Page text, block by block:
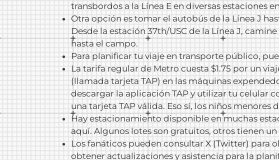
transbordos a la Línea E en diversas estaciones
Otra opción es tomar el autobús de la Línea J
Desde la estación 37th/USC de la Línea J,
hasta el campo.
Para planificar tu viaje en transporte público,
La tarifa regular de Metro cuesta $1.75 por un
(llamada tarjeta TAP) en las máquinas
descargar la aplicación TAP y utilizar tu celular
una tarjeta TAP válida. Eso sí, los niños menores
Hay estacionamiento disponible en muchas
aquí. Algunos lotes son gratuitos, otros tienen
Los fanáticos pueden consultar X (Twitter) para
obtener actualizaciones y asistencia para la